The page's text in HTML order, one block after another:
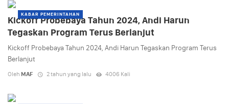
KABAR PEMERINTAHAN
Kickoff Probebaya Tahun 2024, Andi Harun
Tegaskan Program Terus Berlanjut
Kickoff Probebaya Tahun 2024, Andi Harun Tegaskan Program Terus
Berlanjut
Oleh MAF 2 tahun yang lalu 4006 Kali